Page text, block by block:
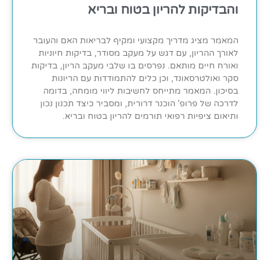
והבדיקות להריון בטוח ובריא
המאמר מציג מדריך מקצועי ומקיף לבריאות האם והעובר
לאורך ההריון, עם דגש על מעקב מסודר, בדיקות חיוניות
ואורח חיים מותאם. נפרסים בו שלבי מעקב הריון, בדיקות
סקר ואולטרסאונד, וכן כלים להתמודדות עם הריונות
בסיכון. המאמר מתייחס לחשיבות ליווי מומחה, בדומה
לדרכה של פרופ' הוכנר דרורית, ומסביר כיצד תכנון נכון
ותיאום ציפיות רפואי תורמים להריון בטוח ובריא.